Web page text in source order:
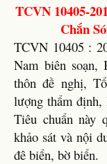
TCVN 10405-
Chắn
TCVN 10405 :
Nam biên soạn,
thôn đề nghị,
lượng thẩm định,
Tiêu chuẩn này
khảo sát và nội
đê biển, bờ biển.